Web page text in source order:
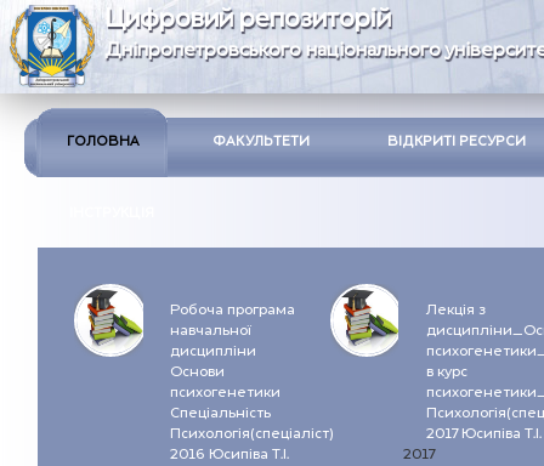
Цифровий репозиторій
Дніпропетровського національного
ГОЛОВНА ФАКУЛЬТЕТИ ВІДКРИТІ РЕСУРСИ
Робоча програма
навчальної
дисципліни
Основи
психогенетики
Спеціальність
Психологія(спеціаліст)
2016 Юсипіва Т.І.
Лекція з
в курс
2017 Юсипіва Т.І.
2017